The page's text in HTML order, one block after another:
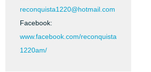
reconquista1220@hotmail.com
Facebook:
www.facebook.com/reconquista
1220am/